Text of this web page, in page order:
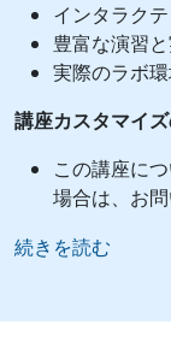
インタラク
豊富な演習と
実際のラボ
講座カスタマイ
この講座に
場合は、お
続きを読む